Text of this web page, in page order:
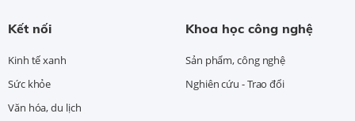
Kết nối
Kinh tế xanh
Sức khỏe
Văn hóa, du lịch
Khoa học công nghệ
Sản phẩm, công nghệ
Nghiên cứu - Trao đổi